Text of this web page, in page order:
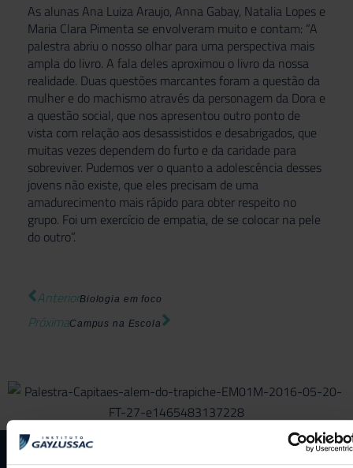
As alunas Ana Luiza Araujo, Anna Gabay, Natalia Lopes e
Maria Clara Pimenta se envolveram muito e contam: “A
palestra abriu o nosso olhar para uma perspectiva mais
ampla do livro. A fala deles aproximou o livro da nossa
realidade. Duas questões marcantes foram a questão da
mulher e do machismo através da personagem da Dora e
a questão social, que nos apresentou outro ponto de
vista com relação aos desassistidos e desabrigados, que
muitas vezes dependem do furto e da caridade para
sobreviver. Pudemos ver o quanto a adolescência desses
jovens não existe, que eles precisam de uma
amadurecimento mais rápido para obter respeito no
grupo. Foi um exercício de empatia, de se colocar na pele
do outro”.
AnteriorBiologia em foco
PróximaCampus na Escola